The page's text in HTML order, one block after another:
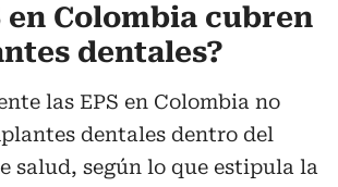
en Colombia cubren
dentales?
las EPS en Colombia no
dentales dentro del
salud, según lo que estipula la